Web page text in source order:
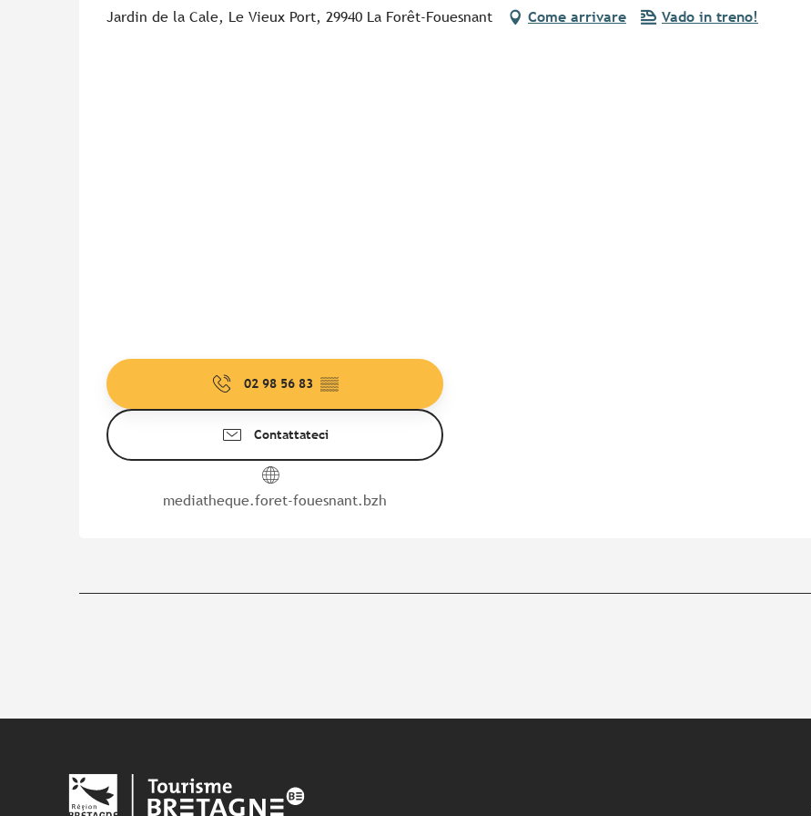
Jardin de la Cale, Le Vieux Port, 29940 La Forêt-Fouesnant Come arrivare Vado in treno!
02 98 56 83 ▒▒
Contattateci
mediatheque.foret-fouesnant.bzh